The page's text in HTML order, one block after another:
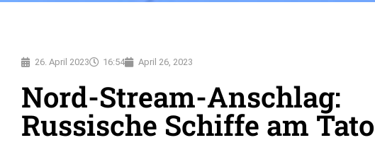
26. April 2023 16:54 April 26, 2023
Nord-Stream-Anschlag:
Russische Schiffe am